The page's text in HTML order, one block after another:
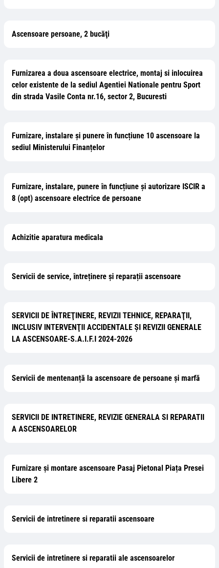
Ascensoare persoane, 2 bucăţi
Furnizarea a doua ascensoare electrice, montaj si inlocuirea
celor existente de la sediul Agentiei Nationale pentru Sport
din strada Vasile Conta nr.16, sector 2, Bucuresti
Furnizare, instalare și punere în funcțiune 10 ascensoare la
sediul Ministerului Finanțelor
Furnizare, instalare, punere în funcțiune și autorizare ISCIR a
8 (opt) ascensoare electrice de persoane
Achizitie aparatura medicala
Servicii de service, întreținere și reparații ascensoare
SERVICII DE ÎNTREŢINERE, REVIZII TEHNICE, REPARAŢII,
INCLUSIV INTERVENŢII ACCIDENTALE ȘI REVIZII GENERALE
LA ASCENSOARE-S.A.I.F.I 2024-2026
Servicii de mentenanță la ascensoare de persoane și marfă
SERVICII DE INTRETINERE, REVIZIE GENERALA SI REPARATII
A ASCENSOARELOR
Furnizare și montare ascensoare Pasaj Pietonal Piața Presei
Libere 2
Servicii de intretinere si reparatii ascensoare
Servicii de intretinere si reparatii ale ascensoarelor